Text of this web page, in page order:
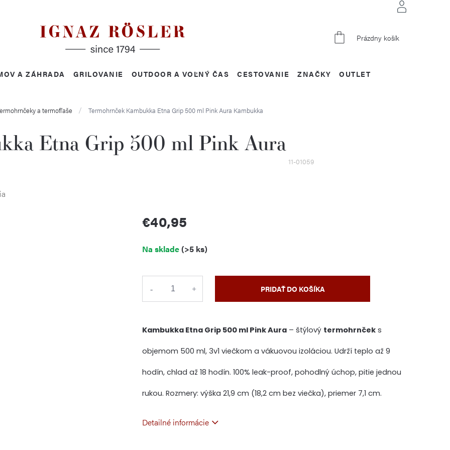
NÁKUPNÝ
Prázdny košík
A ZÁHRADA GRILOVANIE OUTDOOR A VOĽNÝ ČAS CESTOVANIE OUTLET
ZNAČKY
a termofľaše Termohrnček Kambukka Etna Grip 500 ml Pink Aura Kambukka
Etna Grip 500 ml Pink Aura
11-01059
€40,95
cena:
Na sklade(>5 ks)
PRIDAŤ DO KOŠÍKA
Kambukka Etna Grip 500 ml Pink Aura – štýlový termohrnček s
objemom 500 ml, 3v1 viečkom a vákuovou izoláciou. Udrží teplo až 9
hodín, chlad až 18 hodín. 100% leak-proof, pohodlný úchop, pitie jednou
rukou. Rozmery: výška 21,9 cm (18,2 cm bez viečka), priemer 7,1 cm.
Detailné informácie